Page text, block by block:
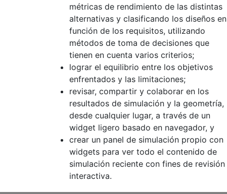
métricas de rendimiento de las distintas
alternativas y clasificando los diseños en
función de los requisitos, utilizando
métodos de toma de decisiones que
tienen en cuenta varios criterios;
lograr el equilibrio entre los objetivos
enfrentados y las limitaciones;
revisar, compartir y colaborar en los
resultados de simulación y la geometría,
desde cualquier lugar, a través de un
widget ligero basado en navegador, y
crear un panel de simulación propio con
widgets para ver todo el contenido de
simulación reciente con fines de revisión
interactiva.